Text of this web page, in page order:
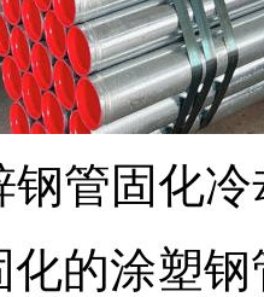
钢管固化
化的涂塑